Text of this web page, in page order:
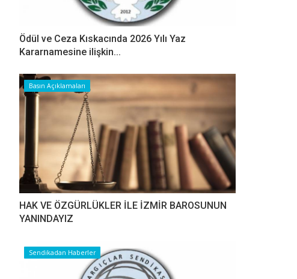
Ödül ve Ceza Kıskacında 2026 Yılı Yaz
Kararnamesine ilişkin...
Basın Açıklamaları
HAK VE ÖZGÜRLÜKLER İLE İZMİR BAROSUNUN
YANINDAYIZ
Sendikadan Haberler